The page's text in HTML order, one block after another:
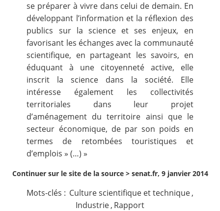
se préparer à vivre dans celui de demain. En
développant l’information et la réflexion des
publics sur la science et ses enjeux, en
favorisant les échanges avec la communauté
scientifique, en partageant les savoirs, en
éduquant à une citoyenneté active, elle
inscrit la science dans la société. Elle
intéresse également les collectivités
territoriales dans leur projet
d’aménagement du territoire ainsi que le
secteur économique, de par son poids en
termes de retombées touristiques et
d’emplois » (…) »
Continuer sur le site de la source > senat.fr, 9 janvier 2014
Mots-clés : Culture scientifique et technique,
Industrie, Rapport